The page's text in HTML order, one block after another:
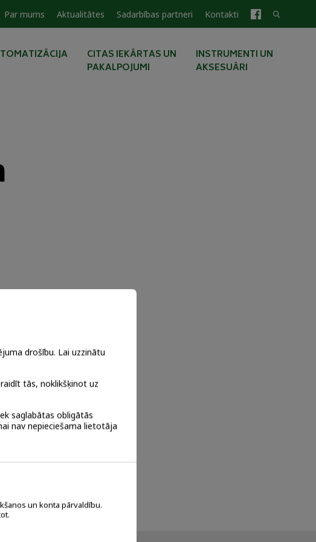
Par mums Aktualitātes Sadarbības partneri Kontakti
CITAS IEKĀRTAS UN
PAKALPOJUMI
INSTRUMENTI UN
AKSESUĀRI
drošību. Lai uzzinātu
tās, noklikšķinot uz
saglabātas obligātās
nav nepieciešama lietotāja
un konta pārvaldību.